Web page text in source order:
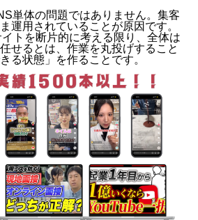
単体の問題ではありません。集客
運用されていることが原因です。
トを断片的に考える限り、全体は
せるとは、作業を丸投げすること
る状態」を作ることです。